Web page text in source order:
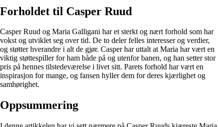
Forholdet til Casper Ruud
Casper Ruud og Maria Galligani har et sterkt og nært forhold som har
vokst og utviklet seg over tid. De to deler felles interesser og verdier,
og støtter hverandre i alt de gjør. Casper har uttalt at Maria har vært en
viktig støttespiller for ham både på og utenfor banen, og han setter stor
pris på hennes tilstedeværelse i livet sitt. Parets forhold har vært en
inspirasjon for mange, og fansen hyller dem for deres kjærlighet og
samhørighet.
Oppsummering